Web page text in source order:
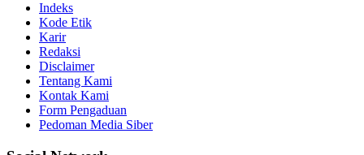
Indeks
Kode Etik
Karir
Redaksi
Disclaimer
Tentang Kami
Kontak Kami
Form Pengaduan
Pedoman Media Siber